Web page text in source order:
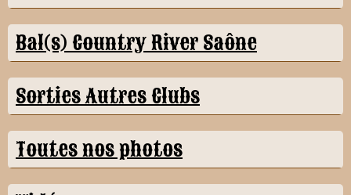
Bal(s) Country River Saône
Sorties Autres Clubs
Toutes nos photos